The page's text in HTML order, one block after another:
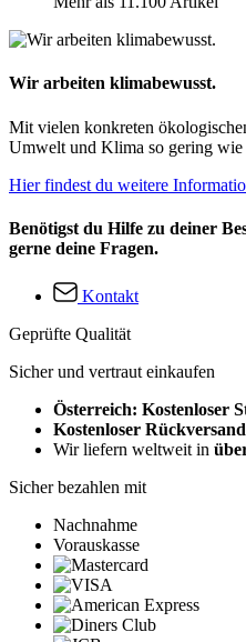
Wir arbeiten klimabewusst.
Mit vielen konkreten
Umwelt und Klima so gering wie
Hier findest du weitere
Benötigst du Hilfe zu deiner
gerne deine Fragen.
Kontakt
Geprüfte Qualität
Sicher und vertraut einkaufen
Österreich: Kostenloser
Kostenloser Rückversand
Wir liefern weltweit in
Sicher bezahlen mit
Nachnahme
Vorauskasse